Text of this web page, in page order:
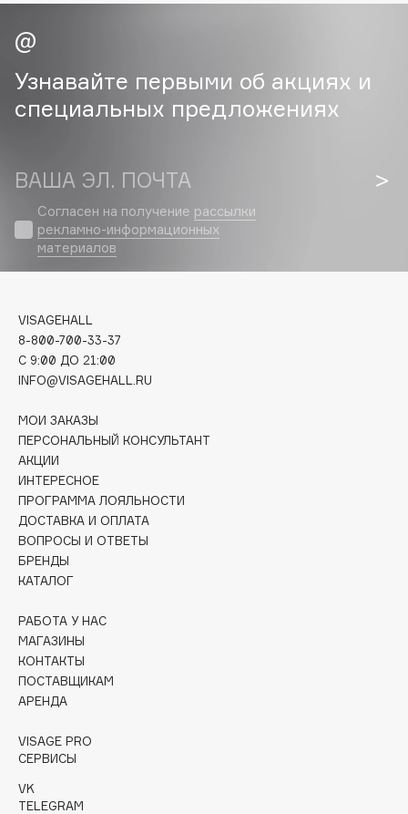
Cadence
Carbon Theory
Carmex
Celimax
Cettua
Chupa Chups
Clarins Precious
Clinique
Clive Christian
Collagenina
Consly
Corimo
CosRX
Cottolina
Crescina
D
d'Alba
DARLING*
Davines
Узнавайте первыми об акциях и
специальных предложениях
ВАША ЭЛ. ПОЧТА
Согласен на получение рассылки
рекламно-информационных
материалов
VISAGEHALL
8-800-700-33-37
C 9:00 ДО 21:00
INFO@VISAGEHALL.RU
МОИ ЗАКАЗЫ
ПЕРСОНАЛЬНЫЙ КОНСУЛЬТАНТ
АКЦИИ
ИНТЕРЕСНОЕ
ПРОГРАММА ЛОЯЛЬНОСТИ
ДОСТАВКА И ОПЛАТА
ВОПРОСЫ И ОТВЕТЫ
БРЕНДЫ
КАТАЛОГ
РАБОТА У НАС
МАГАЗИНЫ
КОНТАКТЫ
ПОСТАВЩИКАМ
АРЕНДА
VISAGE PRO
СЕРВИСЫ
VK
TELEGRAM